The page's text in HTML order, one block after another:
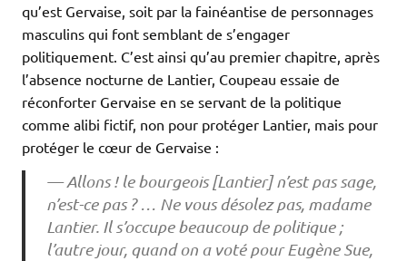
qu’est Gervaise, soit par la fainéantise de personnages
masculins qui font semblant de s’engager
politiquement. C’est ainsi qu’au premier chapitre, après
l’absence nocturne de Lantier, Coupeau essaie de
réconforter Gervaise en se servant de la politique
comme alibi fictif, non pour protéger Lantier, mais pour
protéger le cœur de Gervaise :
— Allons ! le bourgeois [Lantier] n’est pas sage,
n’est-ce pas ? … Ne vous désolez pas, madame
Lantier. Il s’occupe beaucoup de politique ;
l’autre jour, quand on a voté pour Eugène Sue,